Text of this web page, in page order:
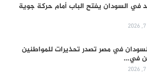
في السودان يفتح الباب أمام حركة جوية
في مصر تصدر تحذيرات للمواطنين
في…